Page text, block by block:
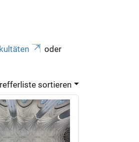
oder
sortieren